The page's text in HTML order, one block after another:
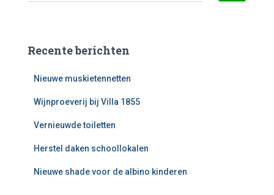
Recente berichten
Nieuwe muskietennetten
Wijnproeverij bij Villa 1855
Vernieuwde toiletten
Herstel daken schoollokalen
Nieuwe shade voor de albino kinderen